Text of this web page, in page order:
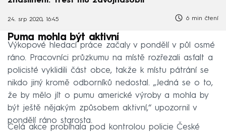
24. srp 2020, 16:45 6 min čtení
Puma mohla být aktivní
Výkopové hledací práce začaly v pondělí v půl osmé
ráno. Pracovníci průzkumu na místě rozřezali asfalt a
policisté vyklidili část obce, takže k místu pátrání se
nikdo jiný kromě odborníků nedostal. „Jedná se o to,
že by mělo jít o pumu americké výroby a mohla by
být ještě nějakým způsobem aktivní,“ upozornil v
pondělí ráno starosta.
Celá akce probíhala pod kontrolou policie České